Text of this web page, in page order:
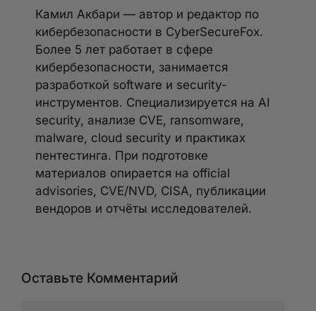
Камил Акбари — автор и редактор по
кибербезопасности в CyberSecureFox.
Более 5 лет работает в сфере
кибербезопасности, занимается
разработкой software и security-
инструментов. Специализируется на AI
security, анализе CVE, ransomware,
malware, cloud security и практиках
пентестинга. При подготовке
материалов опирается на official
advisories, CVE/NVD, CISA, публикации
вендоров и отчёты исследователей.
Оставьте Комментарий